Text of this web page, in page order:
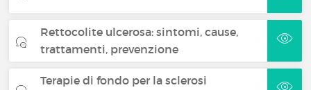
Rettocolite ulcerosa: sintomi, cause,
trattamenti, prevenzione
Terapie di fondo per la sclerosi